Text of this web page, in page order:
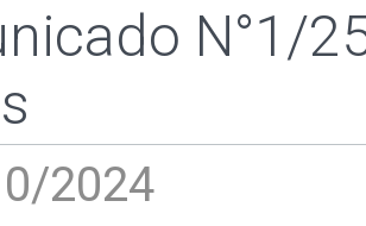
N°1/
2024